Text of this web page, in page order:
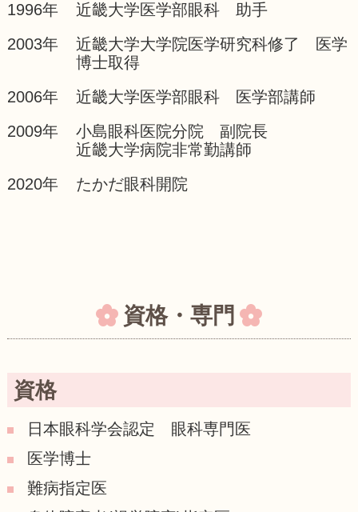
1996年
近畿大学医学部眼科 助手
2003年
近畿大学大学院医学研究科修了 医学
博士取得
2006年
近畿大学医学部眼科 医学部講師
2009年
小島眼科医院分院 副院長
近畿大学病院非常勤講師
2020年
たかだ眼科開院
資格・専門
資格
日本眼科学会認定 眼科専門医
医学博士
難病指定医